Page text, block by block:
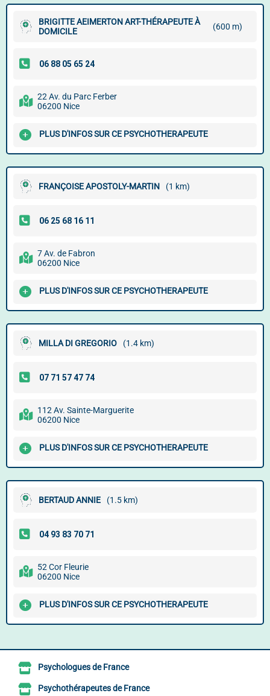
BRIGITTE AEIMERTON ART-THÉRAPEUTE À
DOMICILE
(600 m)
22 Av. du Parc Ferber
06200 Nice
PLUS D'INFOS SUR CE PSYCHOTHERAPEUTE
FRANÇOISE APOSTOLY-MARTIN (1 km)
7 Av. de Fabron
06200 Nice
PLUS D'INFOS SUR CE PSYCHOTHERAPEUTE
MILLA DI GREGORIO (1.4 km)
112 Av. Sainte-Marguerite
06200 Nice
PLUS D'INFOS SUR CE PSYCHOTHERAPEUTE
BERTAUD ANNIE (1.5 km)
52 Cor Fleurie
06200 Nice
PLUS D'INFOS SUR CE PSYCHOTHERAPEUTE
Psychologues de France
Psychothérapeutes de France